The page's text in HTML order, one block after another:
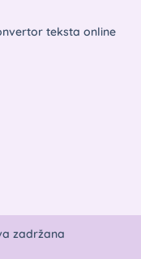
teksta online
zadržana